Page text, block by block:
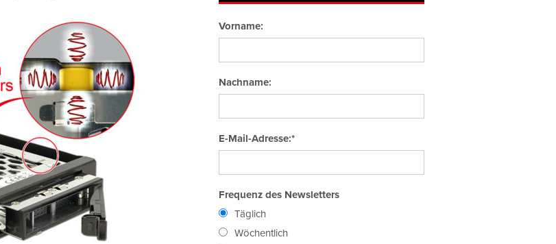
Vorname:
Nachname:
E-Mail-Adresse:*
Frequenz des Newsletters
Täglich
Wöchentlich